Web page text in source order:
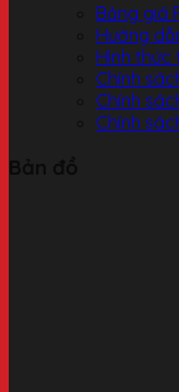
Bảng giá
Hướng
Hình thức
Chính
Chính
Chính